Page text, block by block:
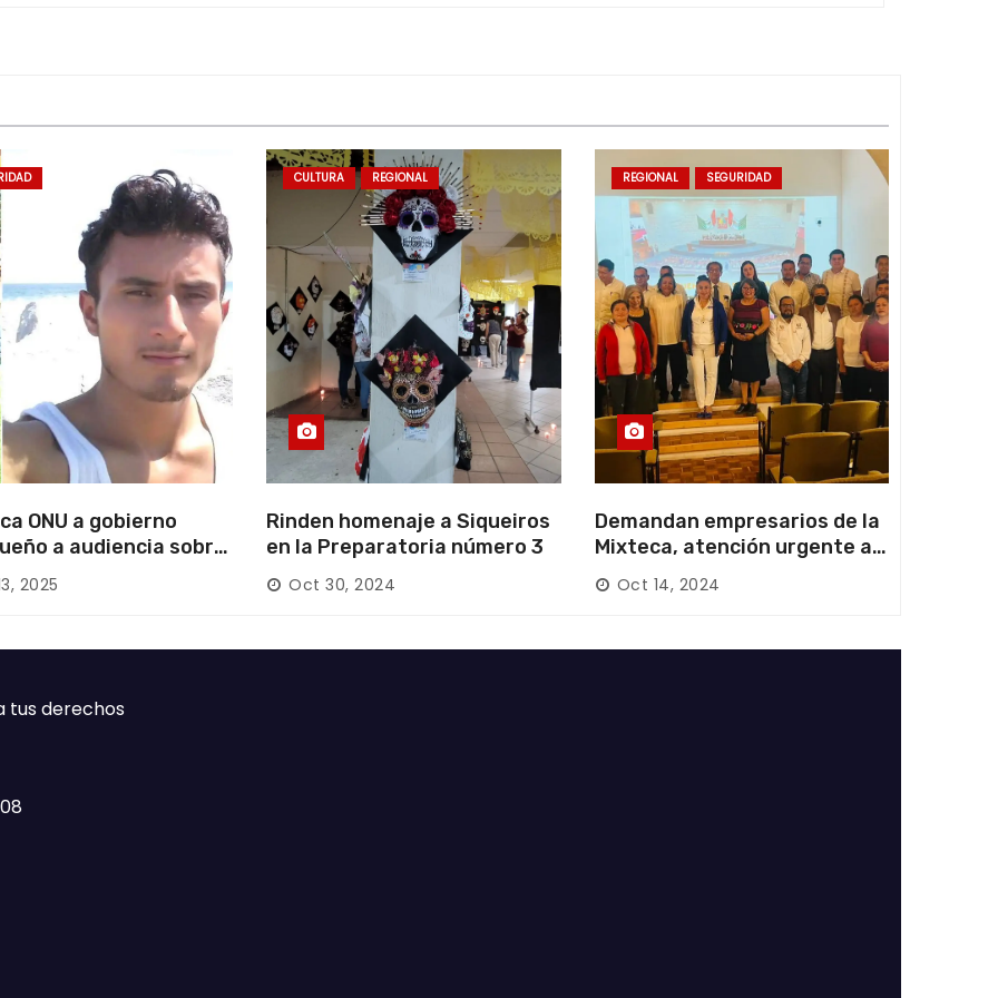
ONU a gobierno
a audiencia sobre
forzada en la
2025
CULTURA REGIONAL
Rinden homenaje a Siqueiros
en la Preparatoria número 3
Oct 30, 2024
REGIONAL SEGURIDAD
Demandan empresarios de la
Mixteca, atención urgente a
las carreteras locales y
federales
Oct 14, 2024
tus derechos